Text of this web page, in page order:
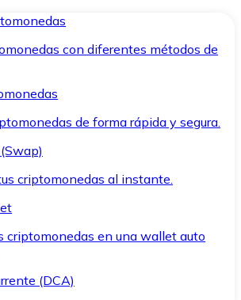
con diferentes métodos de
de forma rápida y segura.
criptomonedas al instante.
criptomonedas en una wallet auto
(DCA)